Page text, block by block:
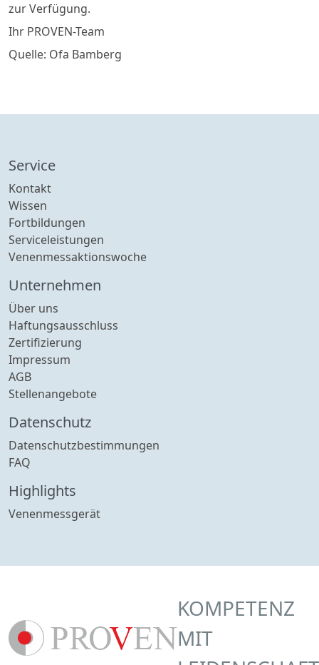
zur Verfügung.
Ihr PROVEN-Team
Quelle: Ofa Bamberg
Service
Kontakt
Wissen
Fortbildungen
Serviceleistungen
Venenmessaktionswoche
Unternehmen
Über uns
Haftungsausschluss
Zertifizierung
Impressum
AGB
Stellenangebote
Datenschutz
Datenschutzbestimmungen
FAQ
Highlights
Venenmessgerät
KOMPETENZ
MIT